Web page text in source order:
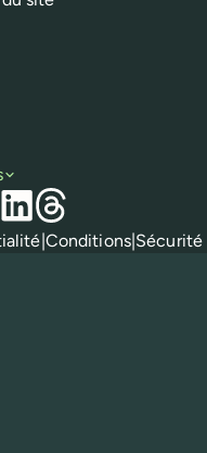
LinkedIn
Threads
Conditions| Sécurité